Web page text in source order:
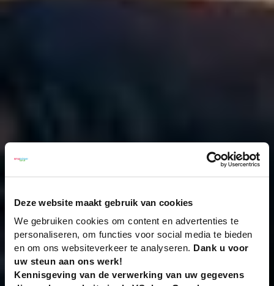
Deze website maakt gebruik van cookies
We gebruiken cookies om content en advertenties te
personaliseren, om functies voor social media te bieden
en om ons websiteverkeer te analyseren. Dank u voor
uw steun aan ons werk!
Kennisgeving van de verwerking van uw gegevens